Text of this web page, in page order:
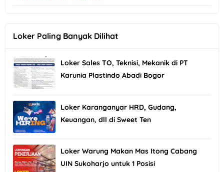
Loker Paling Banyak Dilihat
Loker Sales TO, Teknisi, Mekanik di PT
Karunia Plastindo Abadi Bogor
Loker Karanganyar HRD, Gudang,
Keuangan, dll di Sweet Ten
Loker Warung Makan Mas Itong Cabang
UIN Sukoharjo untuk 1 Posisi